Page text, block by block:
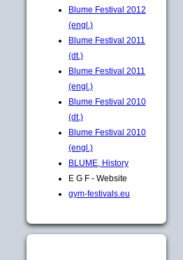
Blume Festival 2012
(engl.)
Blume Festival 2011
(dt.)
Blume Festival 2011
(engl.)
Blume Festival 2010
(dt.)
Blume Festival 2010
(engl.)
BLUME, History
E G F - Website
gym-festivals.eu